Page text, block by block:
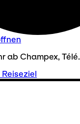
ab Champex, Télé.